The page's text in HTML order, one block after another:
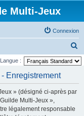
Multi-Jeux
Connexion
e
Langue :
Enregistrement
» (désigné ci-après par
Multi-Jeux »,
légalement responsable